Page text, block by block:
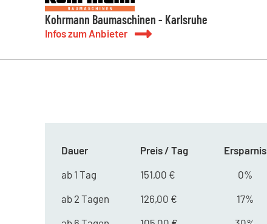
Kohrmann Baumaschinen - Karlsruhe
Infos zum Anbieter
Dauer Preis / Tag
Ersparnis
ab 1 Tag
151,00 €
0%
ab 2 Tagen
126,00 €
17%